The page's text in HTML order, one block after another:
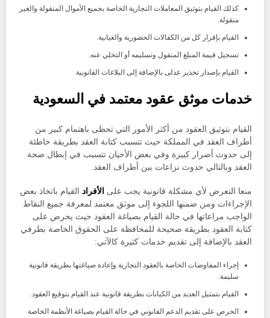
كذلك القيام بتوثيق المعاملات التجارية الخاصة بجميع الأموال المنقولة والغير
منقولة.
القيام بإقرار كل من الكفالات الحضورية والغيابية.
تسجيل قيمة المبلغ المنقول وتسليمه أو التخلي عنه.
القيام بإصدار تحذير عدلى بالإضافة إلى البلاغات القانونية
خدمات موثق عقود معتمد في السعودية
القيام بتوثيق العقود من أكثر الأمور التي تحظى باهتمام كبير من
أطراف العقد في المملكة حيث تتسبب كتابة العقد بطريقة خاطئة
إلى حدوث أضرار كبيرة وفي بعض الأحيان تتسبب في إبطال صحة
العقد وبالتالي حدوث نزاعات بين أطراف العقد.
منعا التعرض لأي مشكلة قانونية يجب على الأفراد القيام باتخاذ بعض
الإجراءات ومن ضمنها اللجوء إلى موثق معتمد لمعرفة جميع النقاط
الواجب مراعاتها في حالة القيام بصياغة العقود حيث يحرص على
كتابة العقود بطريقة صحيحة للمحافظة على الحقوق الخاصة بطرفي
العقد بالإضافة إلى تقديم خدمات كثيرة كالآتي:
إجراء المفاوضات الخاصة بالعقود التجارية وإعادة صياغتها بطريقة قانونية
سليمة.
القيام بتمثيل العديد من الكيانات بطريقة قانونية عند القيام بتوقيع العقود.
الحرص على تقديم الدعم القانوني في حالة القيام بصياغة الأنظمة الخاصة